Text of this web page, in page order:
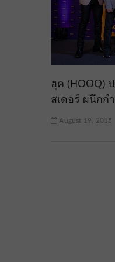
ฮุค (HOOQ)
สเดอร์ ผนึกก
August 19, 2015